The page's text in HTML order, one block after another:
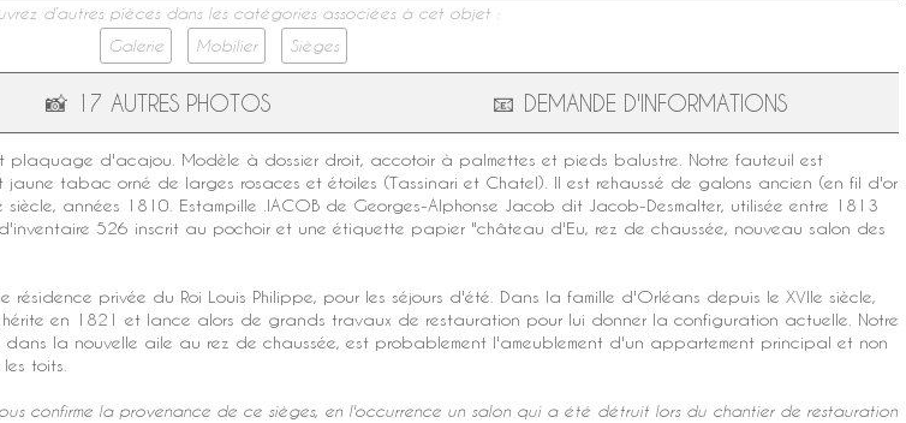
d’autres pièces dans les catégories associées à cet objet :
Galerie
Mobilier Sièges
📸 17 AUTRES PHOTOS 📧 DEMANDE D'INFORMATIONS
plaquage d'acajou . Modèle à dossier droit, accotoir à palmettes et pieds balustre. Notre fauteuil est
jaune tabac orné de larges rosaces et étoiles (Tassinari et Chatel). Il est rehaussé de galons ancien (en fil d'or
siècle, années 1810. Estampille .IACOB de Georges-Alphonse Jacob dit Jacob-Desmalter, utilisée entre 1813
526 inscrit au pochoir et une étiquette papier "château d'Eu, rez de chaussée, nouveau salon des
résidence privée du Roi Louis Philippe, pour les séjours d'été. Dans la famille d'Orléans depuis le XVIIe siècle,
hérite en 1821 et lance alors de grands travaux de restauration pour lui donner la configuration actuelle. Notre
dans la nouvelle aile au rez de chaussée, est probablement l'ameublement d'un appartement principal et non
toits.
confirme la provenance de ce sièges, en l'occurrence un salon qui a été détruit lors du chantier de restauration